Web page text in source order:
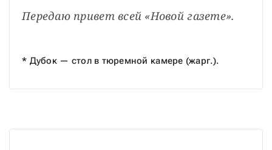
Передаю привет всей «Новой газете».
* Дубок — стол в тюремной камере (жарг.).